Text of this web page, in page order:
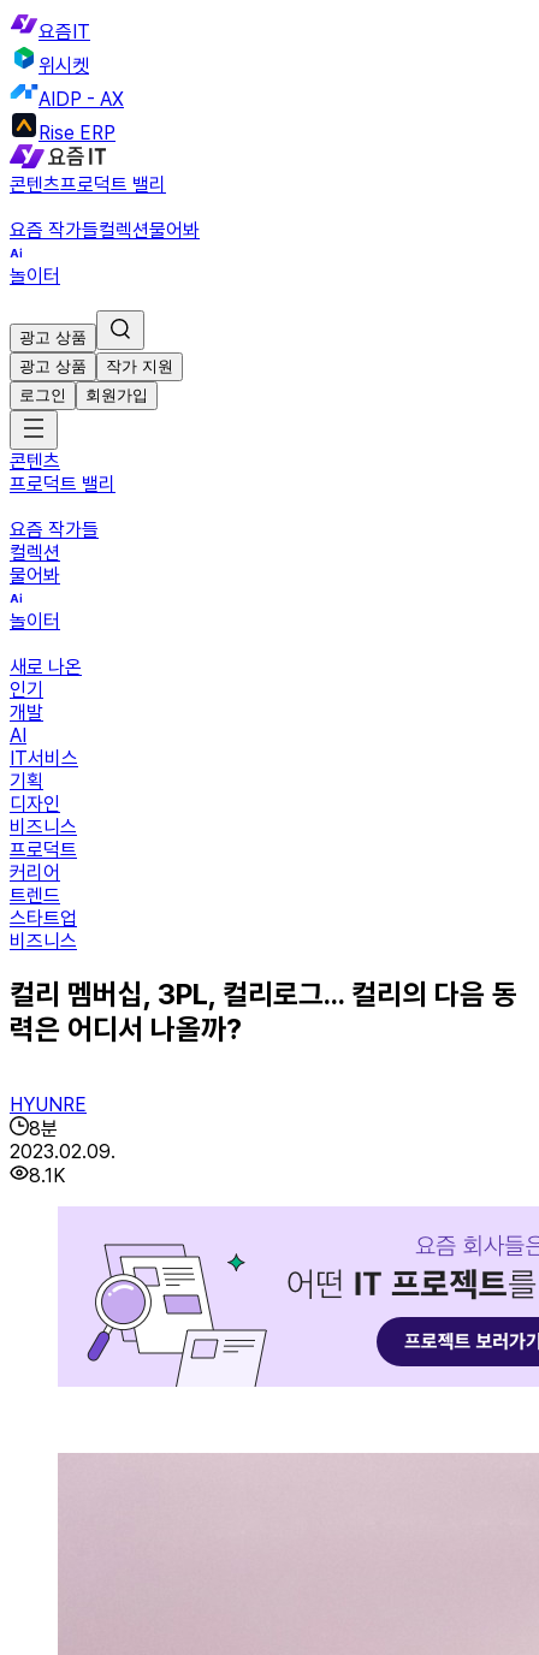
요즘IT
위시켓
AIDP - AX
Rise ERP
콘텐츠프로덕트 밸리
요즘 작가들컬렉션물어봐
놀이터
광고 상품
광고 상품
작가 지원
로그인
회원가입
콘텐츠
프로덕트 밸리
요즘 작가들
컬렉션
물어봐
놀이터
새로 나온
인기
개발
AI
IT서비스
기획
디자인
비즈니스
프로덕트
커리어
트렌드
스타트업
비즈니스
컬리 멤버십, 3PL, 컬리로그... 컬리의 다음 동
력은 어디서 나올까?
HYUNRE
8분
2023.02.09.
8.1K